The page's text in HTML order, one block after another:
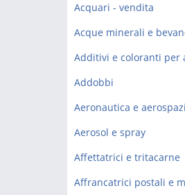
Acquari - vendita
Acque minerali e
Additivi e coloranti per
Addobbi
Aeronautica e
Aerosol e spray
Affettatrici e tritacarne
Affrancatrici postali e